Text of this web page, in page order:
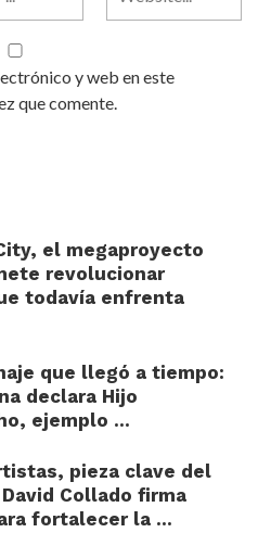
y web en este
que comente.
el megaproyecto
revolucionar
todavía enfrenta
que llegó a tiempo:
declara Hijo
ejemplo ...
pieza clave del
Collado firma
fortalecer la ...